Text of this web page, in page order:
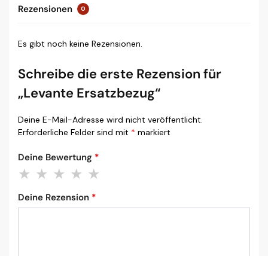
Rezensionen 0
Es gibt noch keine Rezensionen.
Schreibe die erste Rezension für
„Levante Ersatzbezug“
Deine E-Mail-Adresse wird nicht veröffentlicht.
Erforderliche Felder sind mit * markiert
Deine Bewertung *
Deine Rezension *